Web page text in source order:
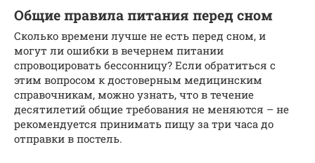
Общие правила питания перед сном
Сколько времени лучше не есть перед сном, и
могут ли ошибки в вечернем питании
спровоцировать бессонницу? Если обратиться с
этим вопросом к достоверным медицинским
справочникам, можно узнать, что в течение
десятилетий общие требования не меняются – не
рекомендуется принимать пищу за три часа до
отправки в постель.